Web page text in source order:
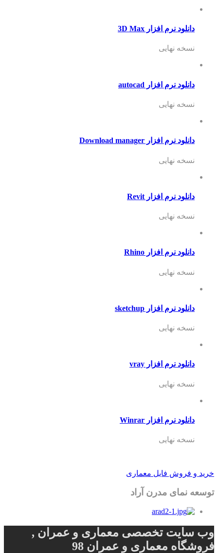
دانلود نرم افزار 3D Max
نسخه نهایی
دانلود نرم افزار autocad
نسخه نهایی
دانلود نرم افزار Download manager
نسخه نهایی
دانلود نرم افزار Revit
نسخه نهایی
دانلود نرم افزار Rhino
نسخه نهایی
دانلود نرم افزار sketchup
نسخه نهایی
دانلود نرم افزار vray
نسخه نهایی
دانلود نرم افزار Winrar
نسخه نهایی
خرید و فروش فایل معماری
توسعه نمای مدرن آراد
وب سایت تخصصی معماری و عمران ,
فروشگاه معماری و عمران 98